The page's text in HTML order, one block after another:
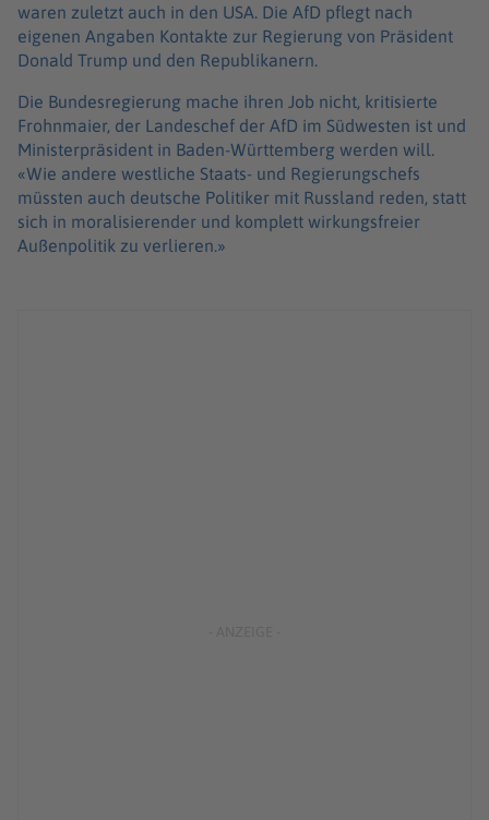
waren zuletzt auch in den USA. Die AfD pflegt nach
eigenen Angaben Kontakte zur Regierung von Präsident
Donald Trump und den Republikanern.
Die Bundesregierung mache ihren Job nicht, kritisierte
Frohnmaier, der Landeschef der AfD im Südwesten ist und
Ministerpräsident in Baden-Württemberg werden will.
«Wie andere westliche Staats- und Regierungschefs
müssten auch deutsche Politiker mit Russland reden, statt
sich in moralisierender und komplett wirkungsfreier
Außenpolitik zu verlieren.»